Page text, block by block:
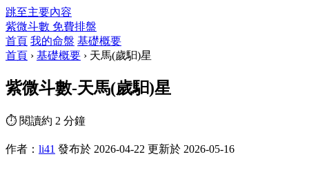
跳至主要內容
紫微斗數 免費排盤
首頁 我的命盤 基礎概要
首頁 › 基礎概要 › 天馬(歲馹)星
紫微斗數-天馬(歲馹)星
⏱ 閱讀約 2 分鐘
作者： li41 發布於 2026-04-22 更新於 2026-05-16